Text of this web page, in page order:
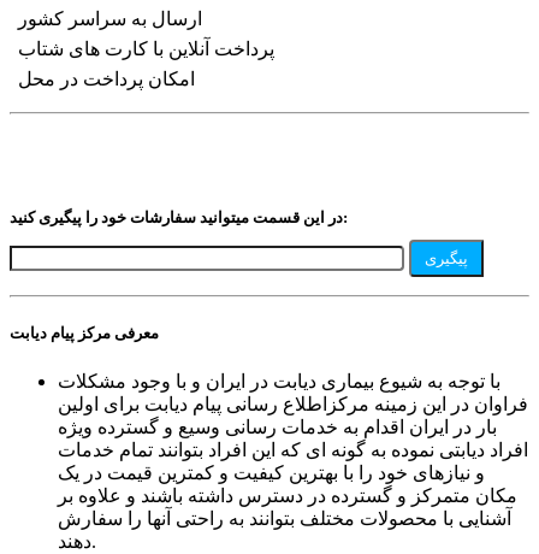
ارسال به سراسر کشور
پرداخت آنلاین با کارت های شتاب
امکان پرداخت در محل
در این قسمت میتوانید سفارشات خود را پیگیری کنید:
پیگیری
با توجه به شیوع بیماری دیابت در ایران و با وجود مشکلات
فراوان در این زمینه مرکزاطلاع رسانی پیام دیابت برای اولین
بار در ایران اقدام به خدمات رسانی وسیع و گسترده ویژه
افراد دیابتی نموده به گونه ای که این افراد بتوانند تمام خدمات
و نیازهای خود را با بهترین کیفیت و کمترین قیمت در یک
مکان متمرکز و گسترده در دسترس داشته باشند و علاوه بر
آشنایی با محصولات مختلف بتوانند به راحتی آنها را سفارش
دهند.